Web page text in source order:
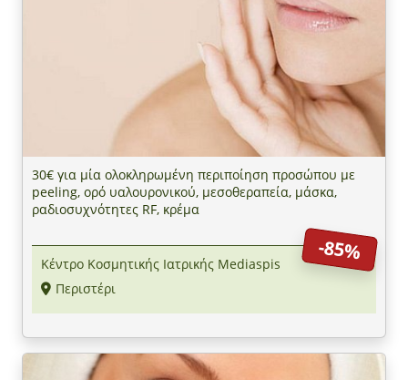
30€ για μία ολοκληρωμένη περιποίηση προσώπου με
peeling, ορό υαλουρονικού, μεσοθεραπεία, μάσκα,
ραδιοσυχνότητες RF, κρέμα
-85%
Κέντρο Κοσμητικής Ιατρικής Mediaspis
Περιστέρι